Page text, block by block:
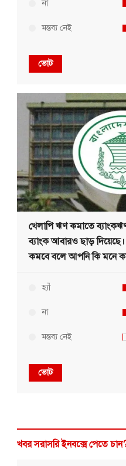
না
মন্তব্য নেই
ভোট
খেলাপি ঋণ কমাতে
ব্যাংক আবারও ছাড়
কমবে বলে আপনি কি মনে
হ্যাঁ
না
মন্তব্য নেই
ভোট
খবর সরাসরি ইনবক্সে পেতে